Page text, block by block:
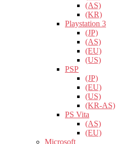
(AS)
(KR)
Playstation 3
(JP)
(AS)
(EU)
(US)
PSP
(JP)
(EU)
(US)
(KR-AS)
PS Vita
(AS)
(EU)
Microsoft